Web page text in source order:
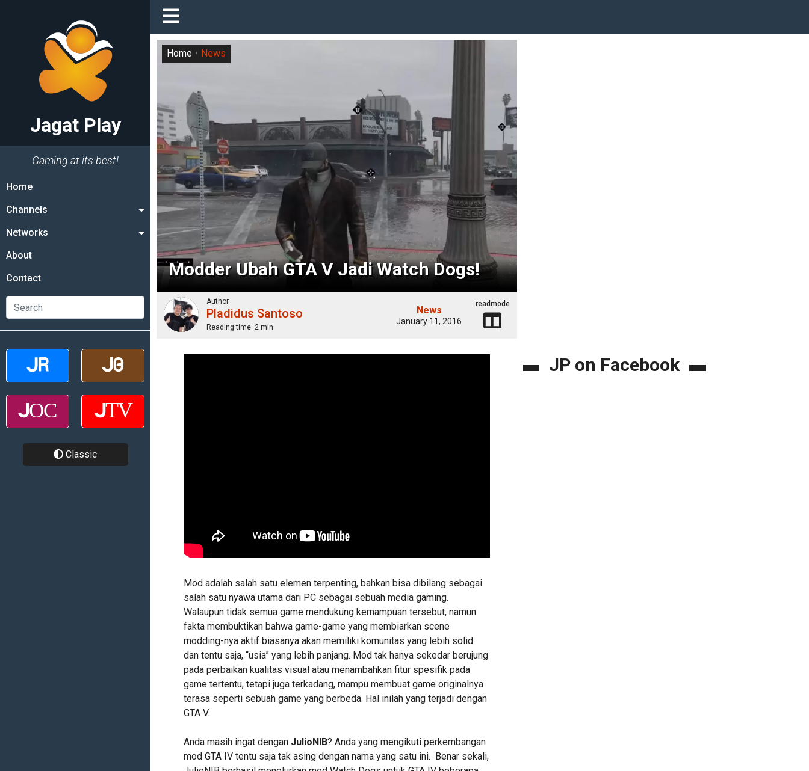
Jagat Play
Gaming at its best!
Home
Channels
Networks
About
Contact
Classic
Modder Ubah GTA V Jadi Watch Dogs!
Home News
Author
Pladidus Santoso
Reading time: 2 min
News
January 11, 2016
readmode
Mod adalah salah satu elemen terpenting, bahkan bisa dibilang sebagai
salah satu nyawa utama dari PC sebagai sebuah media gaming.
Walaupun tidak semua game mendukung kemampuan tersebut, namun
fakta membuktikan bahwa game-game yang membiarkan scene
modding-nya aktif biasanya akan memiliki komunitas yang lebih solid
dan tentu saja, “usia” yang lebih panjang. Mod tak hanya sekedar berujung
pada perbaikan kualitas visual atau menambahkan fitur spesifik pada
game tertentu, tetapi juga terkadang, mampu membuat game originalnya
terasa seperti sebuah game yang berbeda. Hal inilah yang terjadi dengan
GTA V.
Anda masih ingat dengan JulioNIB? Anda yang mengikuti perkembangan
mod GTA IV tentu saja tak asing dengan nama yang satu ini. Benar sekali,
JP on Facebook